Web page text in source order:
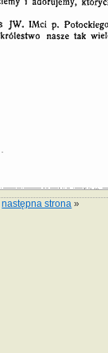
następna strona »